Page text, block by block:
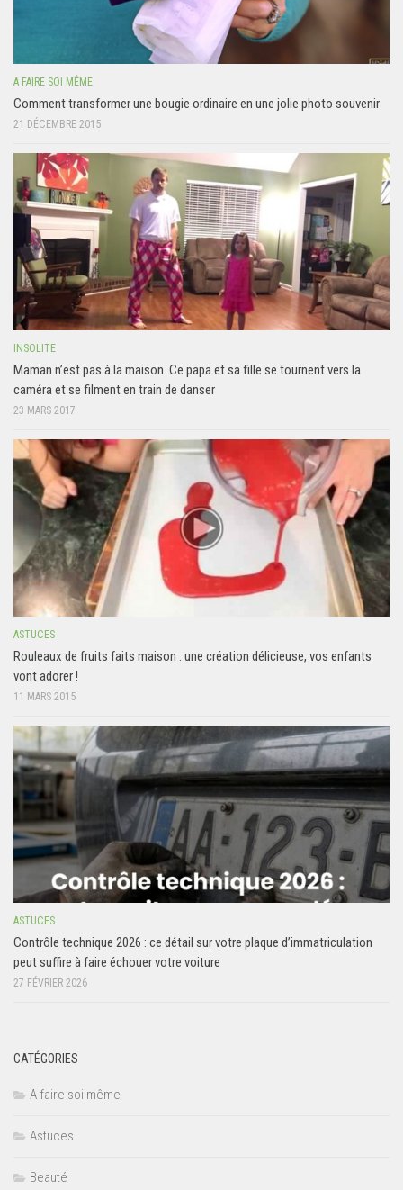
A FAIRE SOI MÊME
Comment transformer une bougie ordinaire en une jolie photo souvenir
21 DÉCEMBRE 2015
INSOLITE
Maman n’est pas à la maison. Ce papa et sa fille se tournent vers la
caméra et se filment en train de danser
23 MARS 2017
ASTUCES
Rouleaux de fruits faits maison : une création délicieuse, vos enfants
vont adorer !
11 MARS 2015
ASTUCES
Contrôle technique 2026 : ce détail sur votre plaque d’immatriculation
peut suffire à faire échouer votre voiture
27 FÉVRIER 2026
CATÉGORIES
A faire soi même
Astuces
Beauté